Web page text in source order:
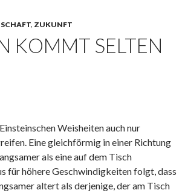
, ZUKUNFT
KOMMT SELTEN
Weisheiten auch nur
Eine gleichförmig in einer Richtung
als eine auf dem Tisch
für höhere Geschwindigkeiten folgt, dass
altert als derjenige, der am Tisch